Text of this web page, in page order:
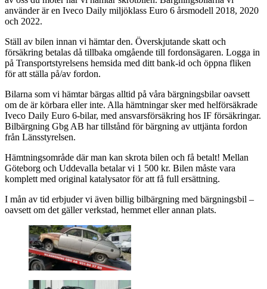
använder är en Iveco Daily miljöklass Euro 6 årsmodell 2018, 2020
och 2022.
Ställ av bilen innan vi hämtar den. Överskjutande skatt och
försäkring betalas då tillbaka omgående till fordonsägaren. Logga in
på Transportstyrelsens hemsida med ditt bank-id och öppna fliken
för att ställa på/av fordon.
Bilarna som vi hämtar bärgas alltid på våra bärgningsbilar oavsett
om de är körbara eller inte. Alla hämtningar sker med helförsäkrade
Iveco Daily Euro 6-bilar, med ansvarsförsäkring hos IF försäkringar.
Bilbärgning Gbg AB har tillstånd för bärgning av uttjänta fordon
från Länsstyrelsen.
Hämtningsområde där man kan skrota bilen och få betalt! Mellan
Göteborg och Uddevalla betalar vi 1 500 kr. Bilen måste vara
komplett med original katalysator för att få full ersättning.
I mån av tid erbjuder vi även billig bilbärgning med bärgningsbil –
oavsett om det gäller verkstad, hemmet eller annan plats.